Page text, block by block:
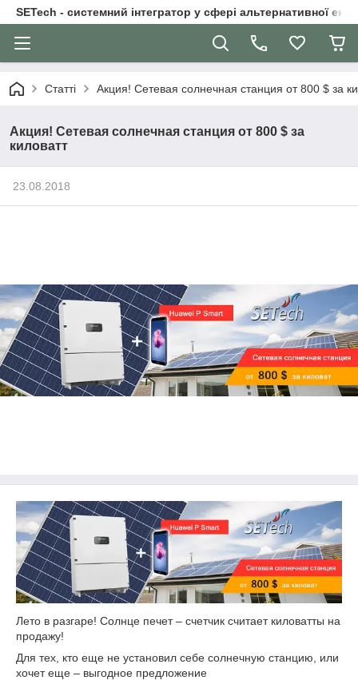
SETech - системний інтегратор у сфері альтернативної
Статті Акция! Сетевая солнечная станция от 800 $ за
Акция! Сетевая солнечная станция от 800 $ за
киловатт
23.08.2018
Лето в разгаре! Солнце печет – счетчик считает киловатты на
продажу!
Для тех, кто еще не установил себе солнечную станцию, или
хочет еще – выгодное предложение